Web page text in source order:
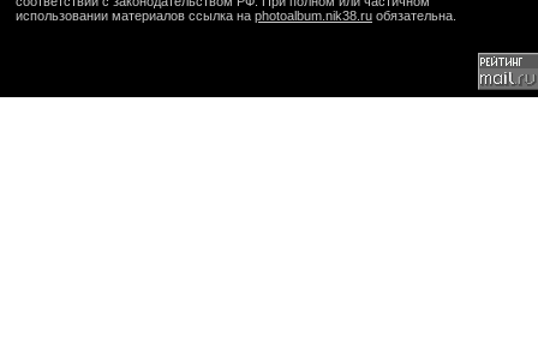
использовании материалов ссылка на photoalbum.nik38.ru обязательна.